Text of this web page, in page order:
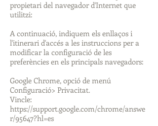
propietari del navegador d'Internet que
utilitzi:
A continuació, indiquem els enllaços i
l'itinerari d'accés a les instruccions per a
modificar la configuració de les
preferències en els principals navegadors:
Google Chrome, opció de menú
Configuració> Privacitat.
Vincle:
https://support.google.com/chrome/answe
r/95647?hl=es